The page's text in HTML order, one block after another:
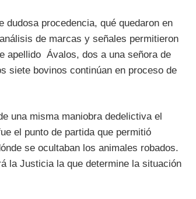
procedencia, qué quedaron en
de marcas y señales permitieron
apellido Ávalos, dos a una señora de
siete bovinos continúan en proceso de
una misma maniobra dedelictiva el
el punto de partida que permitió
se ocultaban los animales robados.
la Justicia la que determine la situación